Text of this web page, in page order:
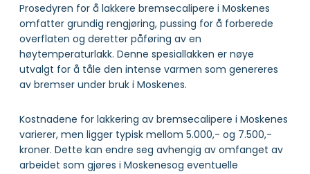
Prosedyren for å lakkere bremsecalipere i Moskenes
omfatter grundig rengjøring, pussing for å forberede
overflaten og deretter påføring av en
høytemperaturlakk. Denne spesiallakken er nøye
utvalgt for å tåle den intense varmen som genereres
av bremser under bruk i Moskenes.
Kostnadene for lakkering av bremsecalipere i Moskenes
varierer, men ligger typisk mellom 5.000,- og 7.500,-
kroner. Dette kan endre seg avhengig av omfanget av
arbeidet som gjøres i Moskenesog eventuelle